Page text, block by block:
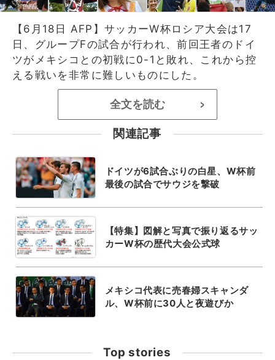
【6月18日 AFP】サッカーW杯ロシア大会は17
日、グループFの試合が行われ、前回王者のドイ
ツがメキシコとの初戦に0-1と敗れ、これから控
える戦いを非常に難しいものにした。
全文を読む >
関連記事
ドイツが6試合ぶりの白星、W杯前
最後の試合でサウジを撃破
【特集】図解と写真で振り返るサッ
カーW杯の歴代大会公式球
メキシコ代表に売春婦スキャンダ
ル、W杯前に30人と夜遊びか
Top stories